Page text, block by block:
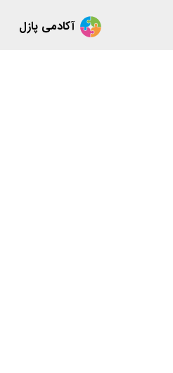
آکادمی پازل